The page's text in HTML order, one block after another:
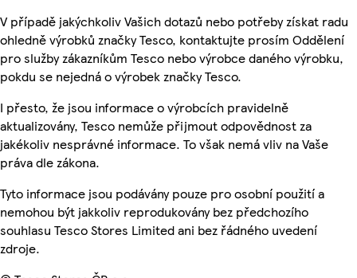
V případě jakýchkoliv Vašich dotazů nebo potřeby získat radu
ohledně výrobků značky Tesco, kontaktujte prosím Oddělení
pro služby zákazníkům Tesco nebo výrobce daného výrobku,
pokdu se nejedná o výrobek značky Tesco.
I přesto, že jsou informace o výrobcích pravidelně
aktualizovány, Tesco nemůže přijmout odpovědnost za
jakékoliv nesprávné informace. To však nemá vliv na Vaše
práva dle zákona.
Tyto informace jsou podávány pouze pro osobní použití a
nemohou být jakkoliv reprodukovány bez předchozího
souhlasu Tesco Stores Limited ani bez řádného uvedení
zdroje.